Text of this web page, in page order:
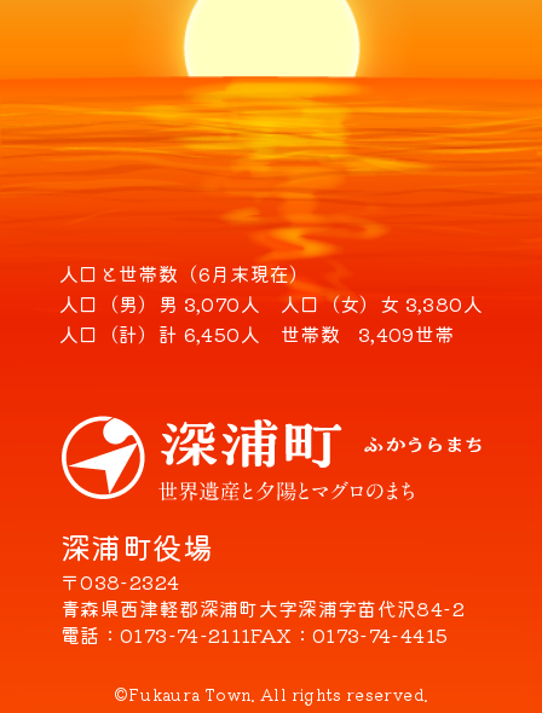
深浦町役場
〒038-2324
青森県西津軽郡深浦町大字深浦字苗代沢84-2
電話
0173-74-2111FAX 0173-74-4415
人口と世帯数（6月末現在）
人口（男） 男 3,070人 人口（女） 女 3,380人
人口（計） 計 6,450人 世帯数 3,409世帯
©Fukaura Town. All rights reserved.